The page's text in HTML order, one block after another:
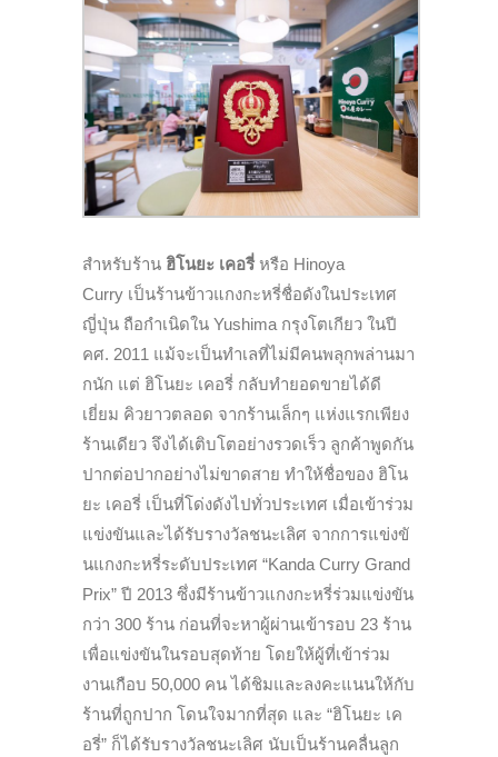
สำหรับร้าน ฮิโนยะ เคอรี่หรือ Hinoya
Curry เป็นร้านข้าวแกงกะหรี่ชื่อดังในประเทศ
ญี่ปุ่น ถือกำเนิดใน Yushima กรุงโตเกียว ในปี
คศ. 2011 แม้จะเป็นทำเลที่ไม่มีคนพลุกพล่านมา
กนัก แต่ ฮิโนยะ เคอรี่ กลับทำยอดขายได้ดี
เยี่ยม คิวยาวตลอด จากร้านเล็กๆ แห่งแรกเพียง
ร้านเดียว จึงได้เติบโตอย่างรวดเร็ว ลูกค้าพูดกัน
ปากต่อปากอย่างไม่ขาดสาย ทำให้ชื่อของ ฮิโน
ยะ เคอรี่ เป็นที่โด่งดังไปทั่วประเทศ เมื่อเข้าร่วม
แข่งขันและได้รับรางวัลชนะเลิศ จากการแข่งขั
นแกงกะหรี่ระดับประเทศ “Kanda Curry Grand
Prix” ปี 2013 ซึ่งมีร้านข้าวแกงกะหรี่ร่วมแข่งขัน
กว่า 300 ร้าน ก่อนที่จะหาผู้ผ่านเข้ารอบ 23 ร้าน
เพื่อแข่งขันในรอบสุดท้าย โดยให้ผู้ที่เข้าร่วม
งานเกือบ 50,000 คน ได้ชิมและลงคะแนนให้กับ
ร้านที่ถูกปาก โดนใจมากที่สุด และ “ฮิโนยะ เค
อรี่” ก็ได้รับรางวัลชนะเลิศ นับเป็นร้านคลื่นลูก